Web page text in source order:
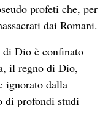
profeti che, per
dai Romani.
Dio è confinato
il regno di Dio,
ignorato dalla
di profondi studi